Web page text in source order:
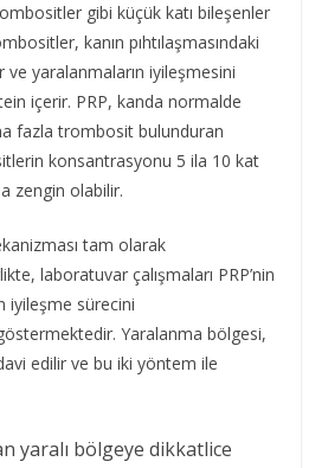
gibi küçük katı bileşenler
kanın pıhtılaşmasındaki
ve yaralanmaların iyileşmesini
içerir. PRP, kanda normalde
fazla trombosit bulunduran
konsantrasyonu 5 ila 10 kat
zengin olabilir.
tam olarak
laboratuvar çalışmaları PRP’nin
iyileşme sürecini
Yaralanma bölgesi,
edilir ve bu iki yöntem ile
yaralı bölgeye dikkatlice